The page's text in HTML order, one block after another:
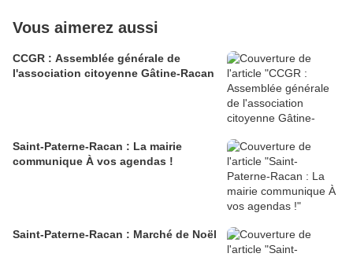
Vous aimerez aussi
CCGR : Assemblée générale de
l'association citoyenne Gâtine-Racan
Saint-Paterne-Racan : La mairie
communique À vos agendas !
Saint-Paterne-Racan : Marché de Noël